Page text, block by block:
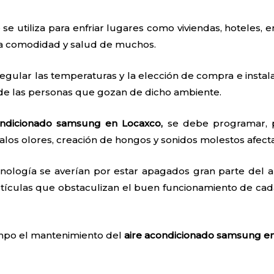
utiliza para enfriar lugares como viviendas, hoteles,
comodidad y salud de muchos.
las temperaturas y la elección de compra e
las personas que gozan de dicho ambiente.
samsung en Locaxco, se debe programar,
olores, creación de hongos y sonidos molestos
se averían por estar apagados gran parte del
que obstaculizan el buen funcionamiento de
el mantenimiento delaire acondicionado samsung